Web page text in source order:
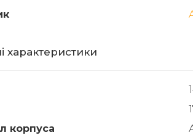
характеристики
корпуса